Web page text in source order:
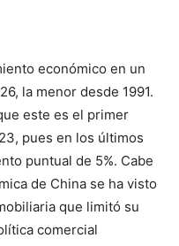
económico en un
la menor desde 1991.
este es el primer
pues en los últimos
puntual de 5%. Cabe
de China se ha visto
que limitó su
comercial